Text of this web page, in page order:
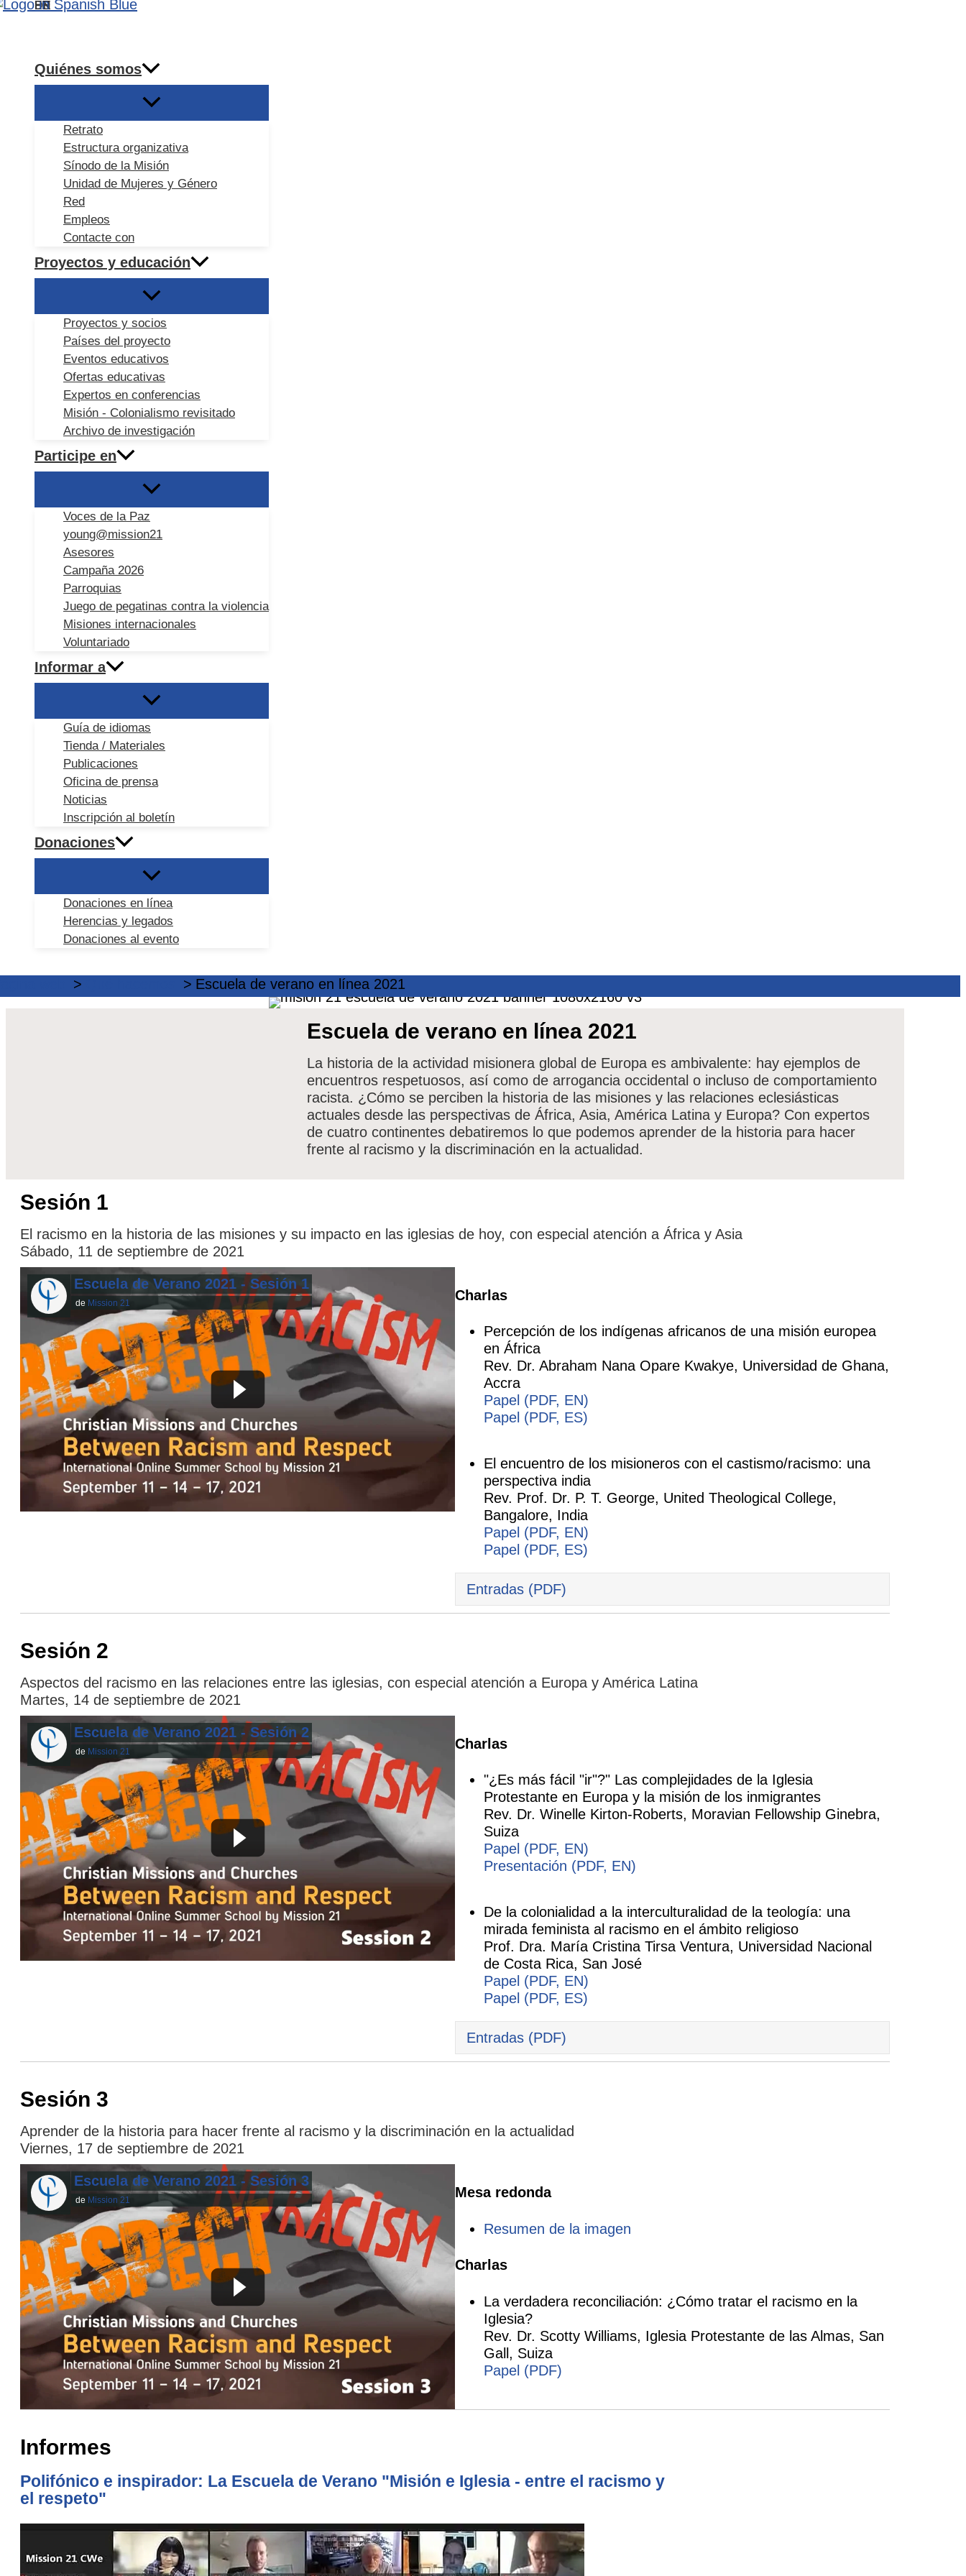
Ir
DE
EN
ES
FR
Quiénes somos
Retrato
Estructura organizativa
Sínodo de la Misión
Unidad de Mujeres y Género
Red
Empleos
Contacte con
Proyectos y educación
Proyectos y socios
Países del proyecto
Eventos educativos
Ofertas educativas
Expertos en conferencias
Misión - Colonialismo revisitado
Archivo de investigación
Participe en
Voces de la Paz
young@mission21
Asesores
Campaña 2026
Parroquias
Juego de pegatinas contra la violencia
Misiones internacionales
Voluntariado
Informar a
Guía de idiomas
Tienda / Materiales
Publicaciones
Oficina de prensa
Noticias
Inscripción al boletín
Donaciones
Donaciones en línea
Herencias y legados
Donaciones al evento
Escuela de verano en línea 2021
Escuela de verano en línea 2021
La historia de la actividad misionera global de Europa es ambivalente: hay ejemplos de
encuentros respetuosos, así como de arrogancia occidental o incluso de comportamiento
racista. ¿Cómo se perciben la historia de las misiones y las relaciones eclesiásticas
actuales desde las perspectivas de África, Asia, América Latina y Europa? Con expertos
de cuatro continentes debatiremos lo que podemos aprender de la historia para hacer
frente al racismo y la discriminación en la actualidad.
Sesión 1
El racismo en la historia de las misiones y su impacto en las iglesias de hoy, con especial atención a África y Asia
Sábado, 11 de septiembre de 2021
Escuela de Verano 2021 - Sesión 1
de Mission 21 Charlas
Percepción de los indígenas africanos de una misión europea
en África
Rev. Dr. Abraham Nana Opare Kwakye, Universidad de Ghana,
Accra
Papel (PDF, EN)
Papel (PDF, ES)
El encuentro de los misioneros con el castismo/racismo: una
perspectiva india
Rev. Prof. Dr. P. T. George, United Theological College,
Bangalore, India
Papel (PDF, EN)
Papel (PDF, ES)
Entradas (PDF)
Sesión 2
Aspectos del racismo en las relaciones entre las iglesias, con especial atención a Europa y América Latina
Martes, 14 de septiembre de 2021
Escuela de Verano 2021 - Sesión 2
de Mission 21 Charlas
"¿Es más fácil "ir"?" Las complejidades de la Iglesia
Protestante en Europa y la misión de los inmigrantes
Rev. Dr. Winelle Kirton-Roberts, Moravian Fellowship Ginebra,
Suiza
Papel (PDF, EN)
Presentación (PDF, EN)
De la colonialidad a la interculturalidad de la teología: una
mirada feminista al racismo en el ámbito religioso
Prof. Dra. María Cristina Tirsa Ventura, Universidad Nacional
de Costa Rica, San José
Papel (PDF, EN)
Papel (PDF, ES)
Entradas (PDF)
Sesión 3
Aprender de la historia para hacer frente al racismo y la discriminación en la actualidad
Viernes, 17 de septiembre de 2021
Escuela de Verano 2021 - Sesión 3
de Mission 21 Mesa redonda
Resumen de la imagen
Charlas
La verdadera reconciliación: ¿Cómo tratar el racismo en la
Iglesia?
Rev. Dr. Scotty Williams, Iglesia Protestante de las Almas, San
Gall, Suiza
Papel (PDF)
Informes
Polifónico e inspirador: La Escuela de Verano "Misión e Iglesia - entre el racismo y
el respeto"